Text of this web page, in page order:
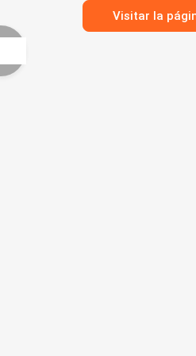
Visitar la